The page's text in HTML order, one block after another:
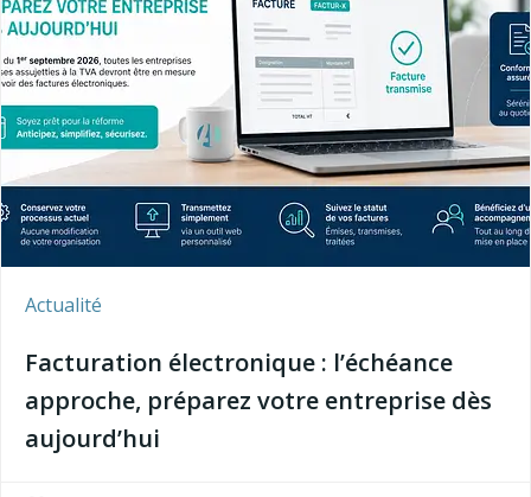
Actualité
Facturation électronique : l’échéance
approche, préparez votre entreprise dès
aujourd’hui